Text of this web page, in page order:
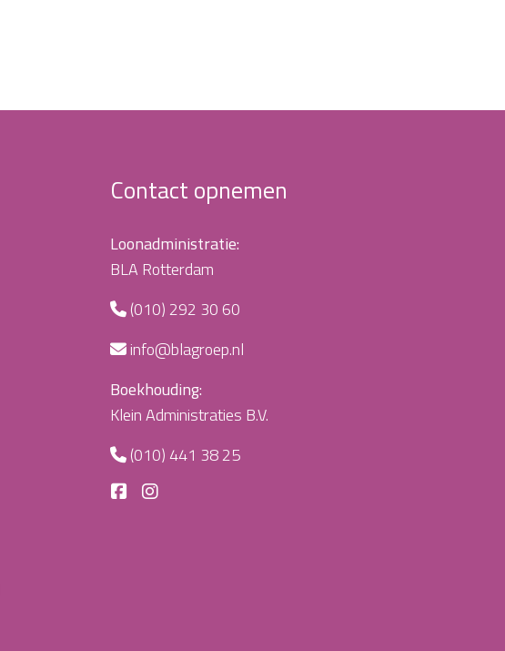
Contact opnemen
Loonadministratie:
BLA Rotterdam
(010) 292 30 60
info@blagroep.nl
Boekhouding:
Klein Administraties B.V.
(010) 441 38 25